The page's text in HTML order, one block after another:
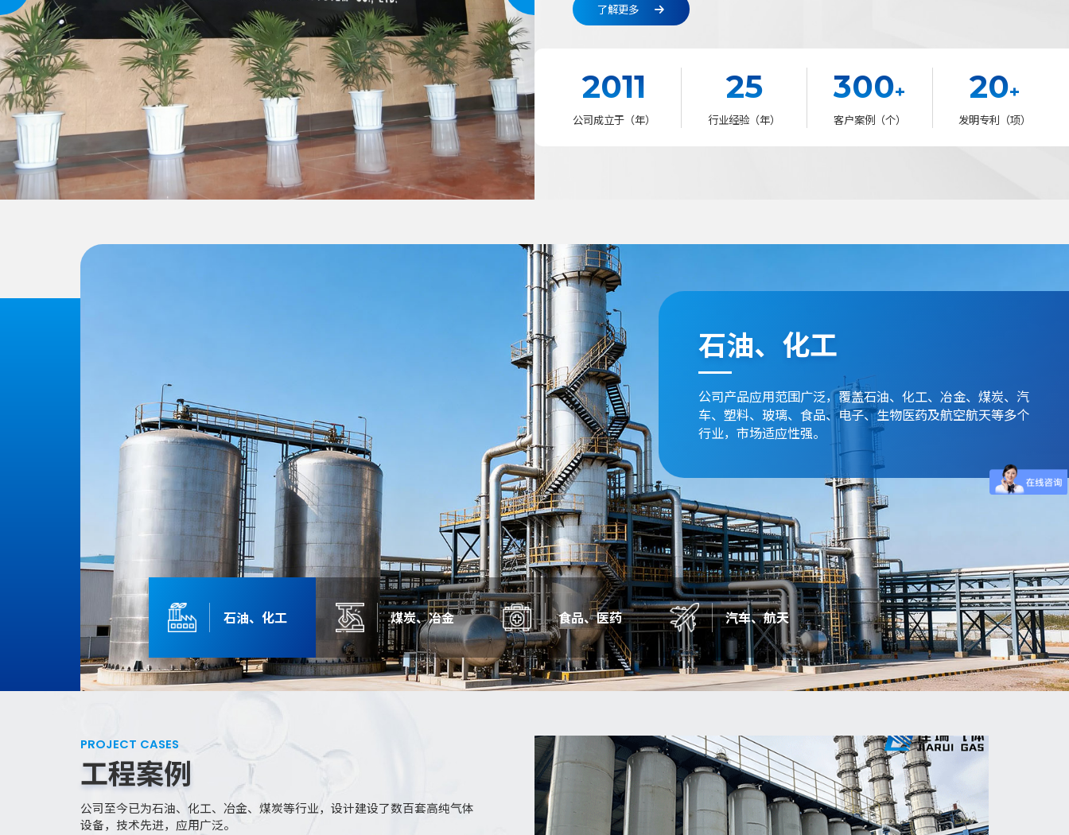
了解更多
2011
公司成立于（年）
25
行业经验（年）
300+
客户案例（个）
20+
发明专利（项）
公司产品应用范围广泛，覆盖石油、化工、冶金、煤炭、汽
车、塑料、玻璃、食品、电子、生物医药及航空航天等多个
行业，市场适应性强。
石油、化工 煤炭、冶金 食品、医药 汽车、航天
PROJECT CASES
工程案例
公司至今已为石油、化工、冶金、煤炭等行业，设计建设了数百套高纯气体
设备，技术先进，应用广泛。